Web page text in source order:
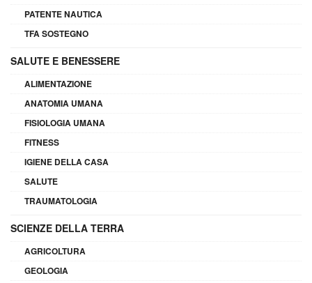
PATENTE NAUTICA
TFA SOSTEGNO
SALUTE E BENESSERE
ALIMENTAZIONE
ANATOMIA UMANA
FISIOLOGIA UMANA
FITNESS
IGIENE DELLA CASA
SALUTE
TRAUMATOLOGIA
SCIENZE DELLA TERRA
AGRICOLTURA
GEOLOGIA